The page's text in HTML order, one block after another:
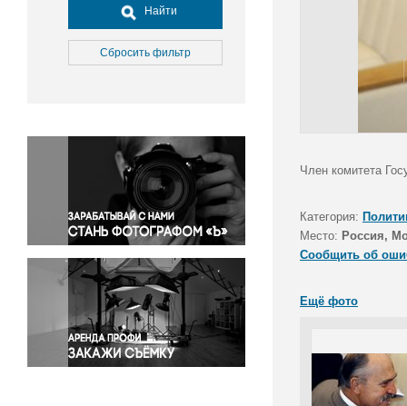
Досуг, туризм и отдых
Культура
Медицина
Окружающая среда
Политика
Правосудие
Происшествия и конфликты
Религия
Светская жизнь
Спорт
Экология
Экономика и бизнес
Найти
Сбросить фильтр
Член комитета
Категория:
Место: Россия,
Сообщить об
Ещё фото